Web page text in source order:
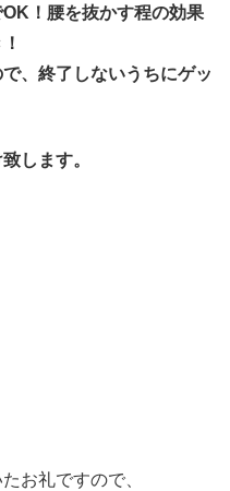
！腰を抜かす程の効果
、終了しないうちにゲッ
します。
お礼ですので、